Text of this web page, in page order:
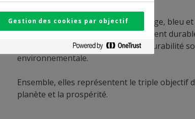
Les trois couleurs principales — rouge, bleu
visuelle des objectifs de développement
contribution des coopératives à la durabilité
environnementale.
Ensemble, elles représentent le triple objectif
planète et la prospérité.
Gestion des cookies par objectif